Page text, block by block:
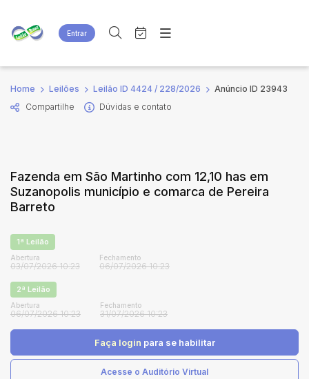
Entrar
Criar conta Entrar
Site
Agenda
Quem Somos
Busca por palavra-chave
Estados Cidade
Judiciais Extrajudiciais
Faixa de valor
R$
Quem Somos
Home Leilões Leilão ID 4424 / 228/2026
Anúncio ID 23943
Compartilhe
Dúvidas e contato
Fazenda em São Martinho com 12,10 has em
Suzanopolis município e comarca de Pereira
Barreto
1ª Leilão
Abertura
03/07/2026 10:23
Fechamento
06/07/2026 10:23
2ª Leilão
Abertura
06/07/2026 10:23
Fechamento
31/07/2026 10:23
Faça login para se habilitar
Acesse o Auditório Virtual